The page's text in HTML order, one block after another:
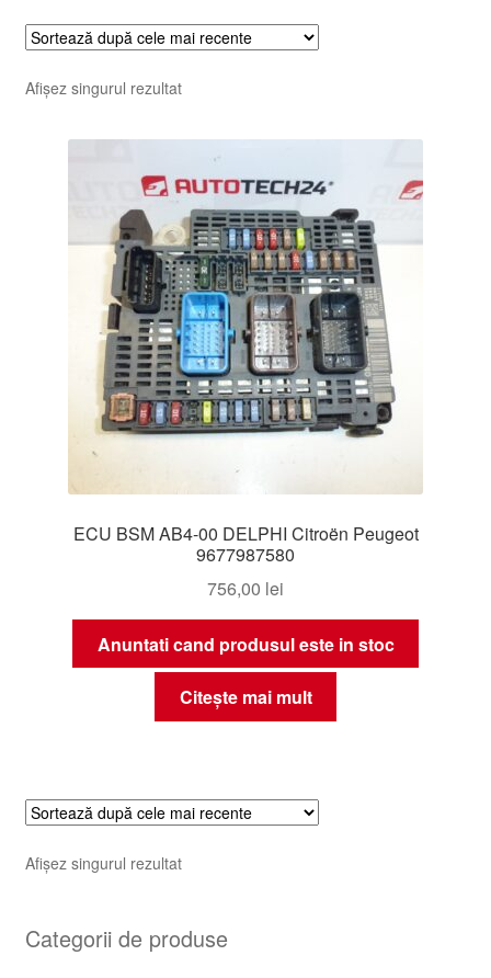
Afișez singurul rezultat
ECU BSM AB4-00 DELPHI Citroën Peugeot
9677987580
756,00 lei
Anuntati cand produsul este in stoc
Citește mai mult
Afișez singurul rezultat
Categorii de produse